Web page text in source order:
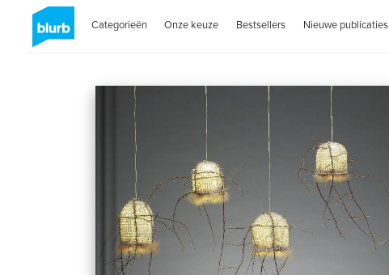
Categorieën Onze keuze Bestsellers Nieuwe publicaties